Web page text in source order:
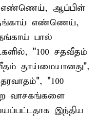
எண்ணெய், ஆப்பிள்
எண்ணெய்,
பால்
"100 சதவீதம்
தூய்மையானது",
"100
வாசகங்களை
இந்திய